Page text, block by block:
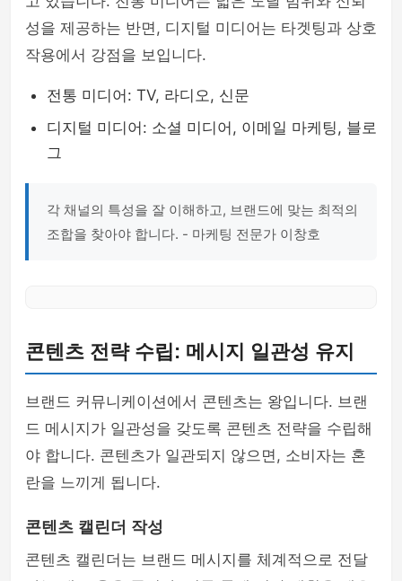
성을 제공하는 반면, 디지털 미디어는 타겟팅과 상호
작용에서 강점을 보입니다.
전통 미디어: TV, 라디오, 신문
디지털 미디어: 소셜 미디어, 이메일 마케팅, 블로
그
각 채널의 특성을 잘 이해하고, 브랜드에 맞는 최적의
조합을 찾아야 합니다. - 마케팅 전문가 이창호
콘텐츠 전략 수립: 메시지 일관성 유지
브랜드 커뮤니케이션에서 콘텐츠는 왕입니다. 브랜
드 메시지가 일관성을 갖도록 콘텐츠 전략을 수립해
야 합니다. 콘텐츠가 일관되지 않으면, 소비자는 혼
란을 느끼게 됩니다.
콘텐츠 캘린더 작성
콘텐츠 캘린더는 브랜드 메시지를 체계적으로 전달